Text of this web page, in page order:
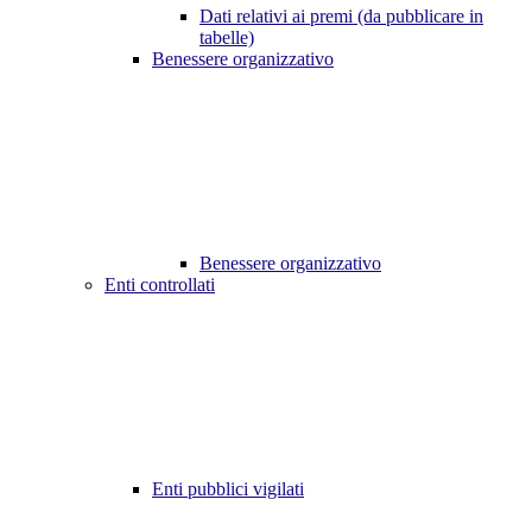
Dati relativi ai premi (da pubblicare in
tabelle)
Benessere organizzativo
Benessere organizzativo
Enti controllati
Enti pubblici vigilati